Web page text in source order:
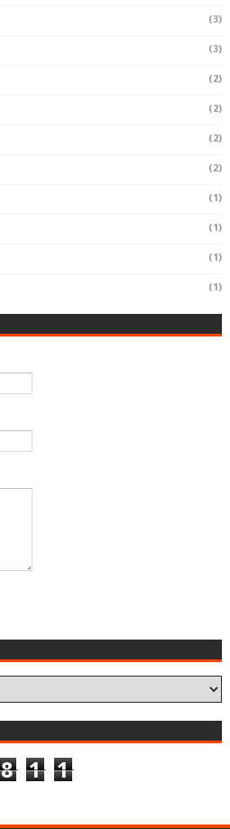
(3)
(3)
(2)
(2)
(2)
(2)
(1)
(1)
(1)
(1)
8 1 1